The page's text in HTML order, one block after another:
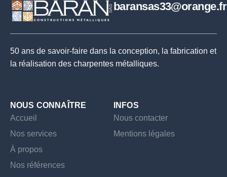
baransas33@orange.fr
50 ans de savoir-faire dans la conception, la fabrication et
la réalisation des charpentes métalliques.
NOUS CONNAÎTRE
Accueil
Nos services
À propos
Nos références
INFOS
Nous contacter
Mentions légales